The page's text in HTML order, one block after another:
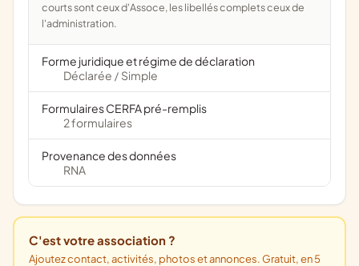
courts sont ceux d'Assoce, les libellés complets ceux de
l'administration.
Forme juridique et régime de déclaration
Déclarée / Simple
Formulaires CERFA pré-remplis
2 formulaires
Provenance des données
RNA
C'est votre association ?
Ajoutez contact, activités, photos et annonces. Gratuit, en 5